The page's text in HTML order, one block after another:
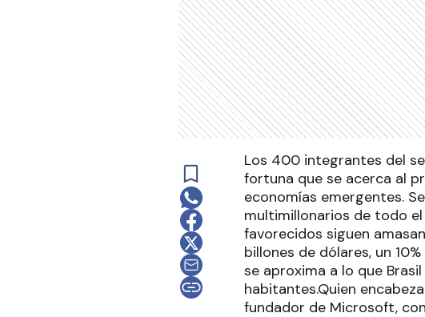
Los 400 integrantes del
fortuna que se acerca al
economías emergentes.
multimillonarios de todo
favorecidos siguen
billones de dólares, un
se aproxima a lo que
habitantes.Quien
fundador de Microsoft,